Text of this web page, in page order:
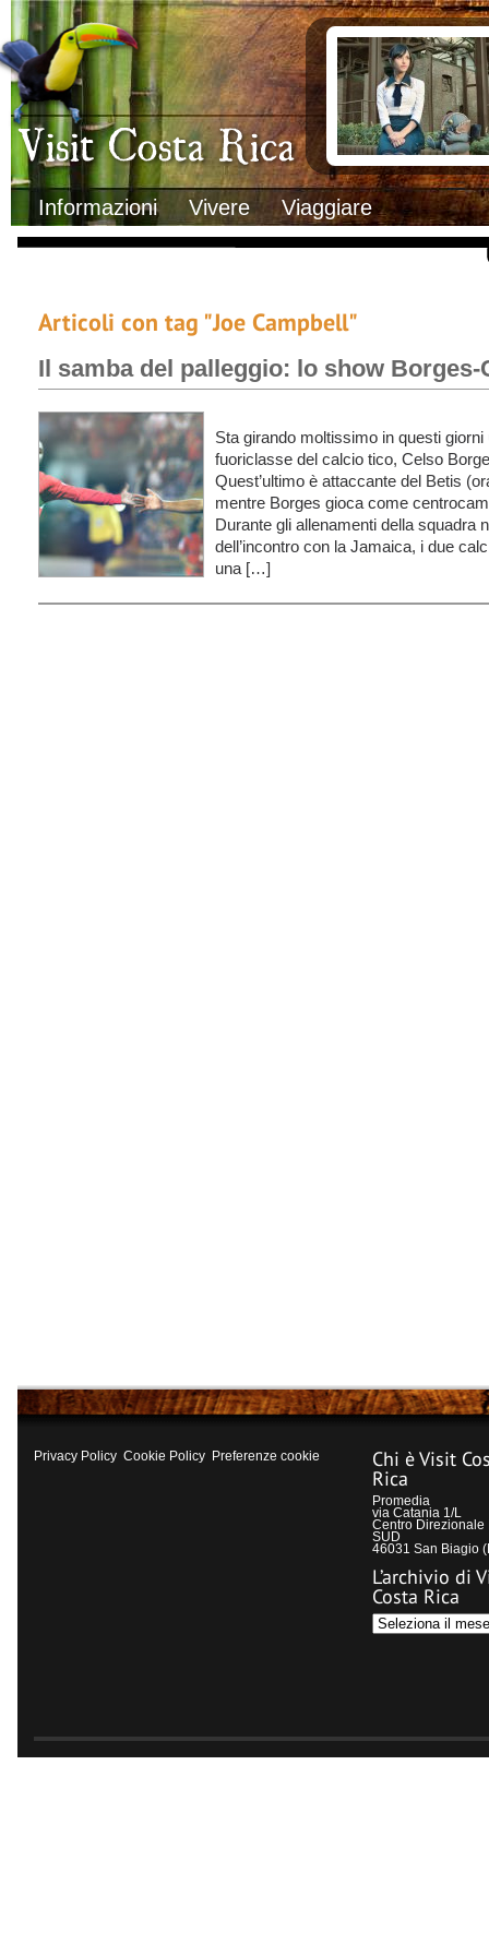
Visit Costa Rica
Informazioni Vivere Viaggiare
Clima
Geografia
Informazioni Geografiche
Letteratura e cultura
Gastronomia
Lo sapevi che
Musica
Natura
Storia
Trasporti Interni
Documenti
Italiani in Costa
L’ambasciata
Opportunità
Articoli con tag "Joe Campbell"
Il samba del palleggio: lo show Borges-
Sta girando moltissimo in questi
fuoriclasse del calcio tico, Celso
Quest’ultimo è attaccante del Betis
mentre Borges gioca come
Durante gli allenamenti della squadra
dell’incontro con la Jamaica, i due
una […]
Privacy Policy Cookie Policy Preferenze cookie Chi è Visit
Rica
Promedia
via Catania 1/L
Centro Direzionale
SUD
46031 San Biagio
L’archivio di
Costa Rica
L’archivio
di